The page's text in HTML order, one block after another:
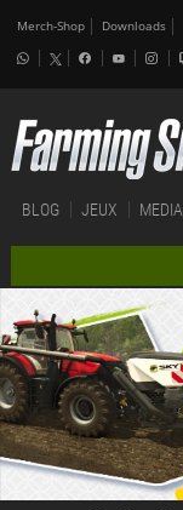
Merch-Shop Downloads
BLOG JEUX MEDIA